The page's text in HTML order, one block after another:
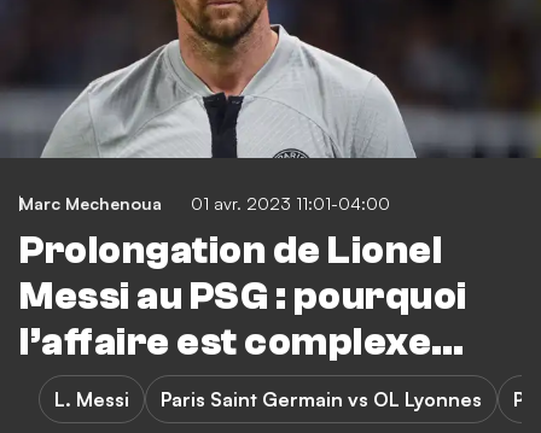
Marc Mechenoua 01 avr. 2023 11:01-04:00
Prolongation de Lionel
Messi au PSG : pourquoi
l’affaire est complexe…
L. Messi Paris Saint Germain vs OL Lyonnes